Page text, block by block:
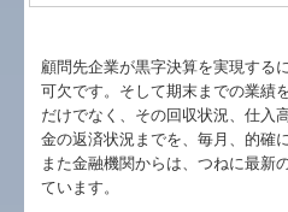
顧問先企業が黒字決算を実現する
可欠です。そして期末までの業績
だけでなく、その回収状況、仕入
金の返済状況までを、毎月、的確
また金融機関からは、つねに最新
ています。